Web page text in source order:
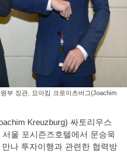
부 장관, 요아킴 크로이츠버그(Joachim
Kreuzburg) 싸토리우스
울 포시즌즈호텔에서 문승욱
나 투자이행과 관련한 협력방